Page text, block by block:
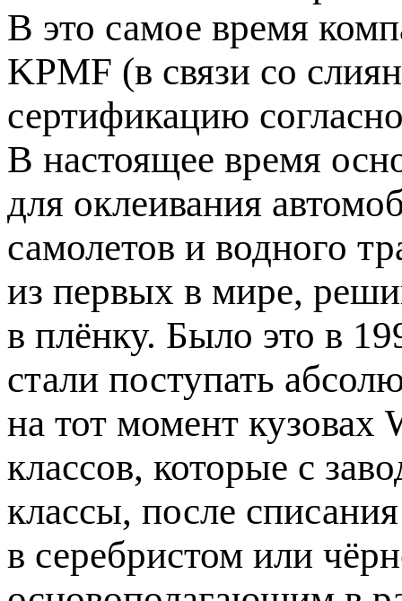
В это самое время
KPMF (в связи со
сертификацию
В настоящее время
для оклеивания
самолетов и водного
из первых в мире,
в плёнку. Было это в
стали поступать
на тот момент
классов, которые с
классы, после
в серебристом или